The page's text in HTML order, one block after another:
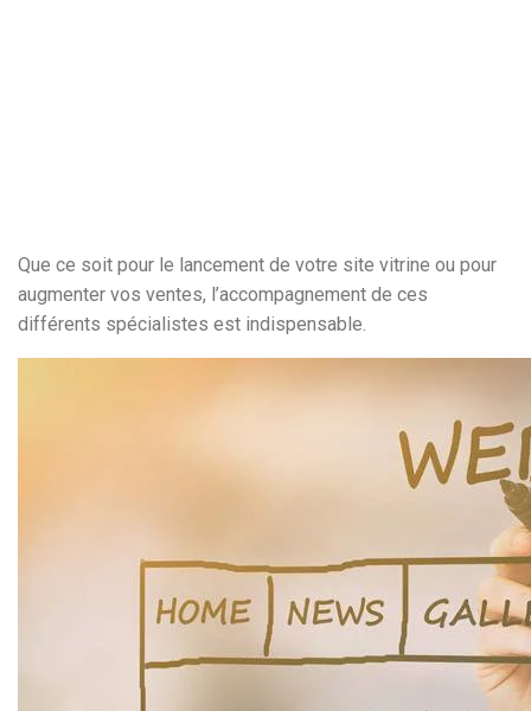
Que ce soit pour le lancement de votre site vitrine ou pour
augmenter vos ventes, l’accompagnement de ces
différents spécialistes est indispensable.